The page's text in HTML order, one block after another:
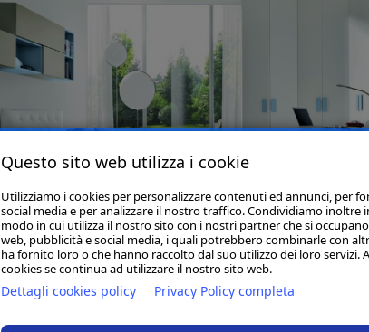
Questo sito web utilizza i cookie
Utilizziamo i cookies per personalizzare contenuti ed annunci, per
social media e per analizzare il nostro traffico. Condividiamo inoltre
modo in cui utilizza il nostro sito con i nostri partner che si
web, pubblicità e social media, i quali potrebbero combinarle con
ha fornito loro o che hanno raccolto dal suo utilizzo dei loro servizi.
cookies se continua ad utilizzare il nostro sito web.
Dettagli cookies policy Privacy Policy completa